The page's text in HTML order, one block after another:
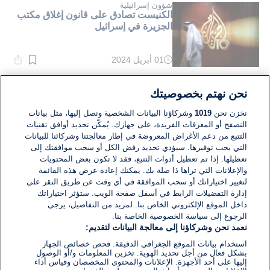
دقيقة.
شؤون إسرائيلية
الكنيست تصادق على قانون إغلاق مكتب
الجزيرة في إسرائيل
وقت
دقيقة.
01 أبريل 2024
علوم وتكنولوجيا
المصادقة على "قانون الجزيرة" للتصويت
عليه بالقراءة الثانية والثالثة في الكنيست
وقت
القراءة:
1}
دقيقة.
27 مارس 2024
نحن نهتم بخصوصيتك
نخزن نحن1019 وشركاؤنا البيانات الشخصية ونصل إليها، مثل بيانات
التصفح أو المعرفات الفريدة، على جهازك. يُمكّن تحديد أوافق تقنيات
التتبع من دعم الأغراض المعروضة في إطار معالجتنا وشركائنا للبيانات
التي يجب توفيرها. سيؤدي تحديد رفض الكل أو سحب موافقتك إلى
تعطيلها. إذا تم تعطيل أدوات التتبع، فقد لا تكون بعض المحتويات
والإعلانات التي تراها ذا صلة بك. يمكنك إعادة عرض هذه القائمة
لتغيير اختياراتك أو سحب الموافقة في أي وقت عن طريق النقر على
إدارة التفضيلات الرابط في أسفل صفحة الويب. ستؤثر اختياراتك
داخل الموقع الإلكتروني الخاص بنا. لمزيد من التفاصيل، يرجى
الرجوع إلى سياسة الخصوصية الخاصة بنا.
نعمد نحن وشركاؤنا إلى معالجة البيانات لتقديم:
استخدام بيانات الموقع الجغرافي الدقيقة. فحص خصائص الجهاز
بشكل فعال من أجل تحديد الهوية. تخزين المعلومات و/أو الوصول
إليها على أحد الأجهزة. الإعلانات والمحتوى المخصصان وقياس أداء